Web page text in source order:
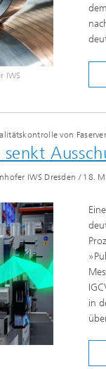
IWS
von
senkt
IWS Dresden / 18.
in